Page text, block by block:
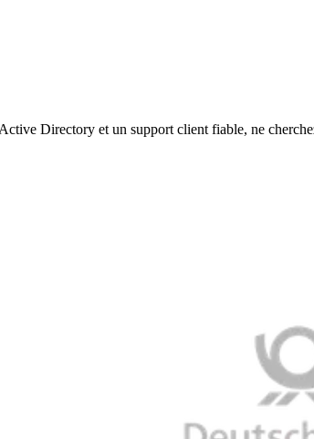
Directory et un support client fiable, ne